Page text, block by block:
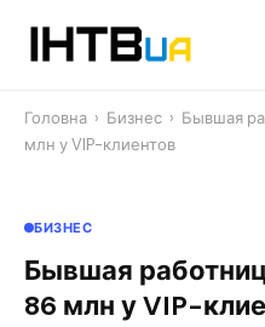
Головна › Бизнес › Бывшая
млн у VIP-клиентов
БИЗНЕС
Бывшая
86 млн у VIP-